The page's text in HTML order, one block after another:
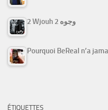
2 Wjouh 2 وجوه
Pourquoi BeReal n’a
ÉTIQUETTES